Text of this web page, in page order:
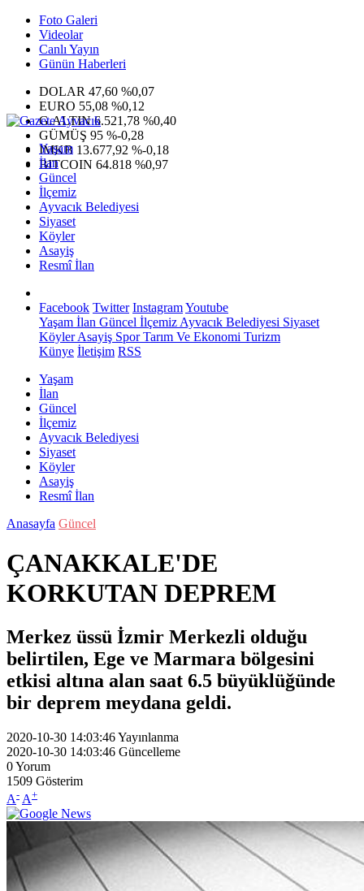
Foto Galeri
Videolar
Canlı Yayın
Günün Haberleri
DOLAR 47,60 %0,07
EURO 55,08 %0,12
G.ALTIN6.521,78 %0,40
GÜMÜŞ 95 %-0,28
IMKB 13.677,92 %-0,18
BITCOIN 64.818 %0,97
Yaşam
İlan
Güncel
İlçemiz
Ayvacık Belediyesi
Siyaset
Köyler
Asayiş
Resmî İlan
Facebook Twitter InstagramYoutube
Yaşam İlan Güncel İlçemiz Ayvacık Belediyesi Siyaset
KöylerAsayiş SporTarım Ve Ekonomi Turizm
Künye İletişim RSS
Yaşam
İlan
Güncel
İlçemiz
Ayvacık Belediyesi
Siyaset
Köyler
Asayiş
Resmî İlan
Anasayfa Güncel
ÇANAKKALE'DE
KORKUTAN DEPREM
Merkez üssü İzmir Merkezli olduğu
belirtilen, Ege ve Marmara bölgesini
etkisi altına alan saat 6.5 büyüklüğünde
bir deprem meydana geldi.
2020-10-30 14:03:46Yayınlanma
2020-10-30 14:03:46 Güncelleme
0Yorum
1509 Gösterim
A- A+